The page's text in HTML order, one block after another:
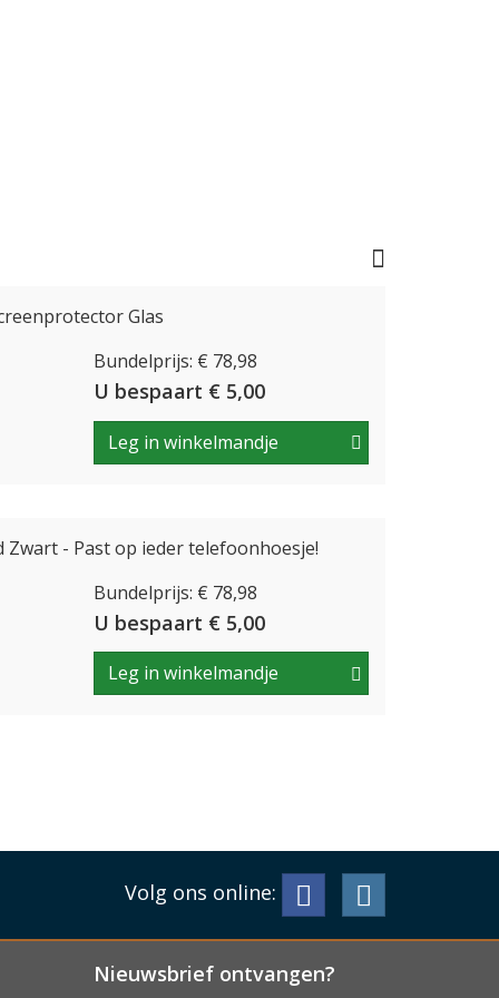
Glas
Bundelprijs: € 78,98
U bespaart € 5,00
Leg in winkelmandje
- Past op ieder telefoonhoesje!
Bundelprijs: € 78,98
U bespaart € 5,00
Leg in winkelmandje
Volg ons online:
Nieuwsbrief ontvangen?